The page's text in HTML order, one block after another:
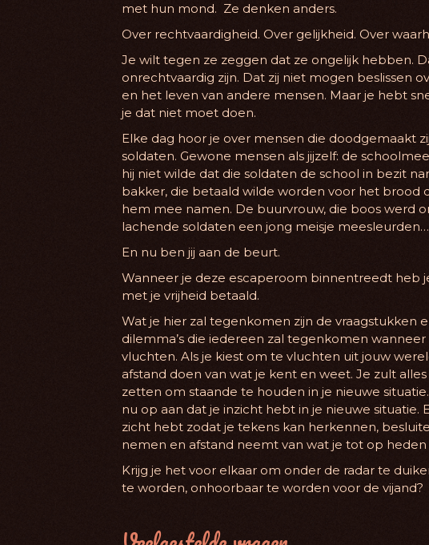
met hun mond. Ze denken anders.
Over rechtvaardigheid. Over gelijkheid. Over
Je wilt tegen ze zeggen dat ze ongelijk hebben.
onrechtvaardig zijn. Dat zij niet mogen beslissen
en het leven van andere mensen. Maar je hebt
je dat niet moet doen.
Elke dag hoor je over mensen die doodgemaakt
soldaten. Gewone mensen als jijzelf: de
hij niet wilde dat die soldaten de school in bezit
bakker, die betaald wilde worden voor het brood
hem mee namen. De buurvrouw, die boos werd
lachende soldaten een jong meisje meesleurden…
En nu ben jij aan de beurt.
Wanneer je deze escaperoom binnentreedt heb
met je vrijheid betaald.
Wat je hier zal tegenkomen zijn de vraagstukken
dilemma’s die iedereen zal tegenkomen wanneer
vluchten. Als je kiest om te vluchten uit jouw
afstand doen van wat je kent en weet. Je zult
zetten om staande te houden in je nieuwe
nu op aan dat je inzicht hebt in je nieuwe situatie.
zicht hebt zodat je tekens kan herkennen,
nemen en afstand neemt van wat je tot op heden
Krijg je het voor elkaar om onder de radar te
te worden, onhoorbaar te worden voor de vijand?